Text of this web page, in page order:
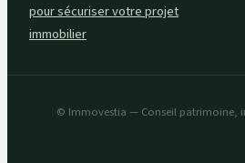
pour sécuriser votre projet
immobilier
© Immovestia — Conseil patrimoine,